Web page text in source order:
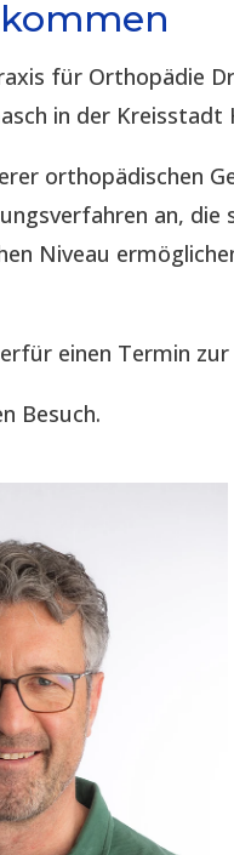
für Orthopädie
in der Kreisstadt
orthopädischen
an,
Niveau
einen Termin
Besuch.